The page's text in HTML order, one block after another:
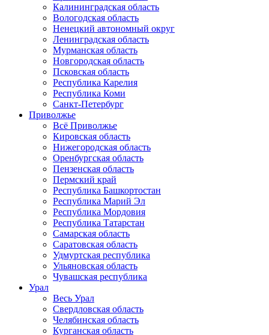
Калининградская область
Вологодская область
Ненецкий автономный округ
Ленинградская область
Мурманская область
Новгородская область
Псковская область
Республика Карелия
Республика Коми
Санкт-Петербург
Приволжье
Всё Приволжье
Кировская область
Нижегородская область
Оренбургская область
Пензенская область
Пермский край
Республика Башкортостан
Республика Марий Эл
Республика Мордовия
Республика Татарстан
Самарская область
Саратовская область
Удмуртская республика
Ульяновская область
Чувашская республика
Урал
Весь Урал
Свердловская область
Челябинская область
Курганская область